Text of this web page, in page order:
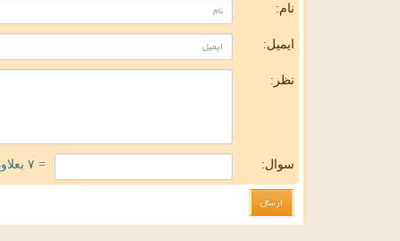
نام:
ایمیل:
نظر:
سوال: = ۷ بعلاوه ۱